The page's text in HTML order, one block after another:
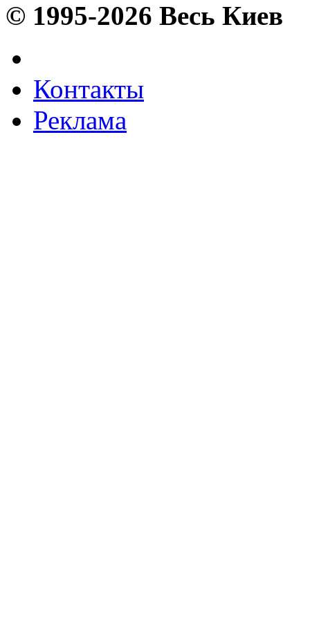
© 1995-2026 Весь Киев
Контакты
Реклама